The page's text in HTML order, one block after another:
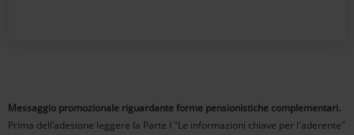
Messaggio promozionale riguardante forme pensionistiche complementari.
Prima dell’adesione leggere la Parte I "Le informazioni chiave per l'aderente"